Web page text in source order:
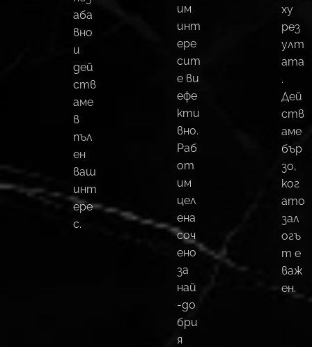
аба
вно
и
дей
ств
аме
в
пъл
ен
ваш
инт
ере
с.
им
инт
ере
сит
е ви
ефе
кти
вно.
Раб
от
им
цел
ена
соч
ено
за
най
-до
бри
я
ху
рез
улт
ата
.
Дей
ств
аме
бър
зо,
ког
ато
зал
огъ
т е
важ
ен.